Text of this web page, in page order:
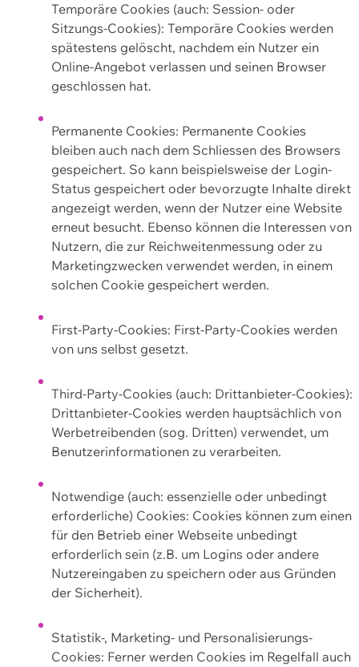
Temporäre Cookies (auch: Session- oder
Sitzungs-Cookies): Temporäre Cookies werden
spätestens gelöscht, nachdem ein Nutzer ein
Online-Angebot verlassen und seinen Browser
geschlossen hat.
Permanente Cookies: Permanente Cookies
bleiben auch nach dem Schliessen des Browsers
gespeichert. So kann beispielsweise der Login-
Status gespeichert oder bevorzugte Inhalte direkt
angezeigt werden, wenn der Nutzer eine Website
erneut besucht. Ebenso können die Interessen von
Nutzern, die zur Reichweitenmessung oder zu
Marketingzwecken verwendet werden, in einem
solchen Cookie gespeichert werden.
First-Party-Cookies: First-Party-Cookies werden
von uns selbst gesetzt.
Third-Party-Cookies (auch: Drittanbieter-Cookies):
Drittanbieter-Cookies werden hauptsächlich von
Werbetreibenden (sog. Dritten) verwendet, um
Benutzerinformationen zu verarbeiten.
Notwendige (auch: essenzielle oder unbedingt
erforderliche) Cookies: Cookies können zum einen
für den Betrieb einer Webseite unbedingt
erforderlich sein (z.B. um Logins oder andere
Nutzereingaben zu speichern oder aus Gründen
der Sicherheit).
Statistik-, Marketing- und Personalisierungs-
Cookies: Ferner werden Cookies im Regelfall auch